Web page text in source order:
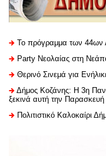
Το πρόγραμμα των 44ων
Party Νεολαίας στη
Θερινό Σινεμά για
Δήμος Κοζάνης: Η 3η
ξεκινά αυτή την Παρασκευή
Πολιτιστικό Καλοκαίρι